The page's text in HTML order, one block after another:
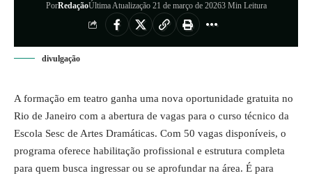
PorRedaçãoÚltima Atualização 21 de março de 20263 Min Leitura
divulgação
A formação em teatro ganha uma nova oportunidade gratuita no
Rio de Janeiro com a abertura de vagas para o curso técnico da
Escola Sesc de Artes Dramáticas. Com 50 vagas disponíveis, o
programa oferece habilitação profissional e estrutura completa
para quem busca ingressar ou se aprofundar na área. É para